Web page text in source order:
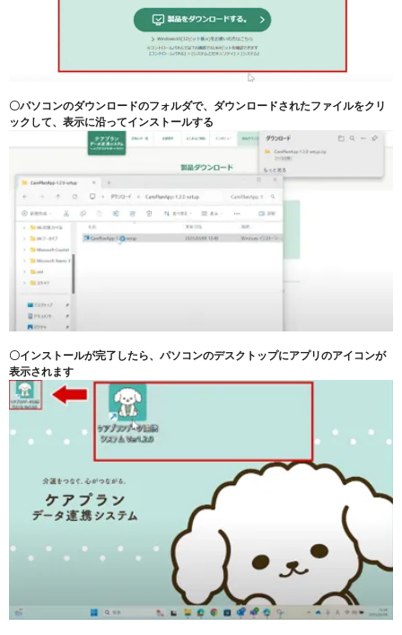
〇パソコンのダウンロードのフォルダで、ダウンロードされたファイルをクリ
ックして、表示に沿ってインストールする
〇インストールが完了したら、パソコンのデスクトップにアプリのアイコンが
表示されます